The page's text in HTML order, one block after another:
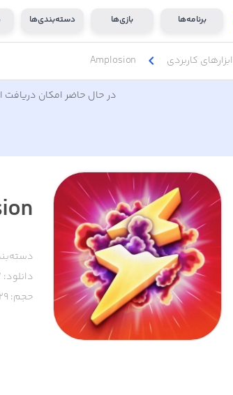
برنامه‌ها بازی‌ها دسته‌بندی‌ها
ابزار‌های کاربردی chevron_left
Amplosion
در حال حاضر امکان دریافت
دانلود:
حجم: 29